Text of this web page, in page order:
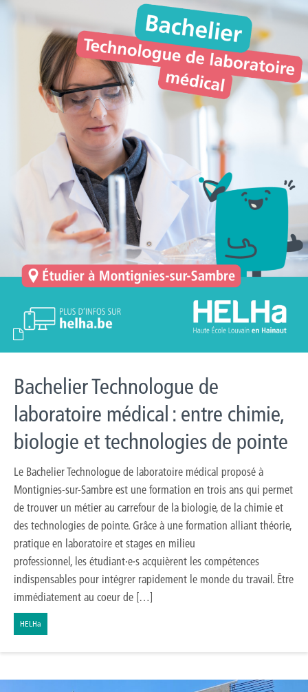
Bachelier Technologue de
laboratoire médical : entre chimie,
biologie et technologies de pointe
Le Bachelier Technologue de laboratoire médical proposé à
Montignies-sur-Sambre est une formation en trois ans qui permet
de trouver un métier au carrefour de la biologie, de la chimie et
des technologies de pointe. Grâce à une formation alliant théorie,
pratique en laboratoire et stages en milieu
professionnel, les étudiant·e·s acquièrent les compétences
indispensables pour intégrer rapidement le monde du travail. Être
immédiatement au coeur de […]
HELHa